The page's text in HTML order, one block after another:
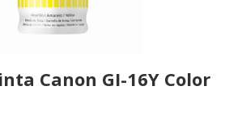
Canon GI-16Y Color